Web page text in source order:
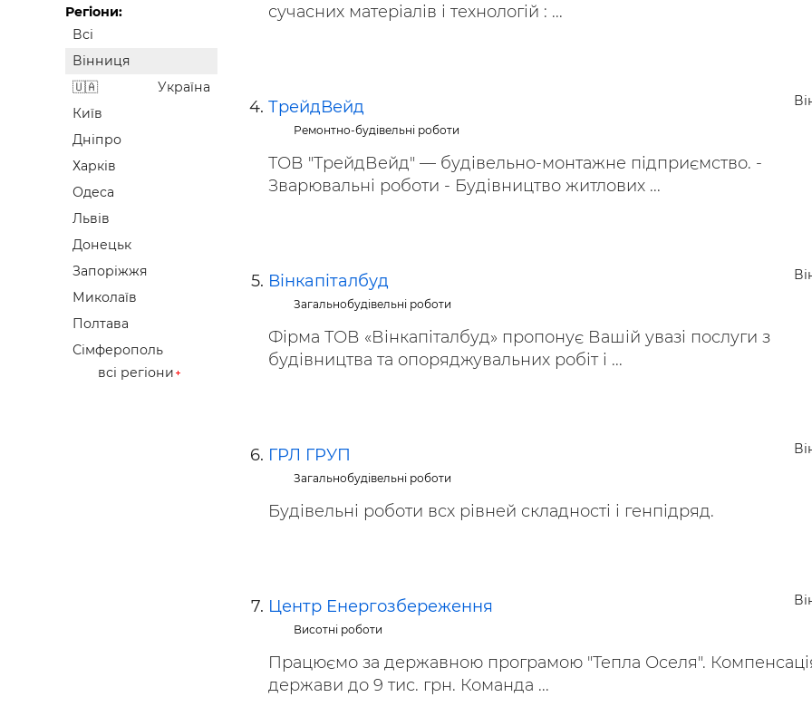
Регіони:
Всі
Вінниця
Україна
Київ
Дніпро
Харків
Одеса
Львів
Донецьк
Запоріжжя
Миколаїв
Полтава
Сімферополь
всі регіони
сучасних матеріалів і технологій : ...
ТрейдВейд
Ремонтно-будівельні роботи
ТОВ "ТрейдВейд" — будівельно-монтажне підприємство. -
Зварювальні роботи - Будівництво житлових ...
Вінкапіталбуд
Загальнобудівельні роботи
Фірма ТОВ «Вінкапіталбуд» пропонує Вашій увазі послуги з
будівництва та опоряджувальних робіт і ...
ГРЛ ГРУП
Загальнобудівельні роботи
Будівельні роботи всх рівней складності і генпідряд.
Центр Енергозбереження
Висотні роботи
Працюємо за державною програмою "Тепла Оселя".
держави до 9 тис. грн. Команда ...